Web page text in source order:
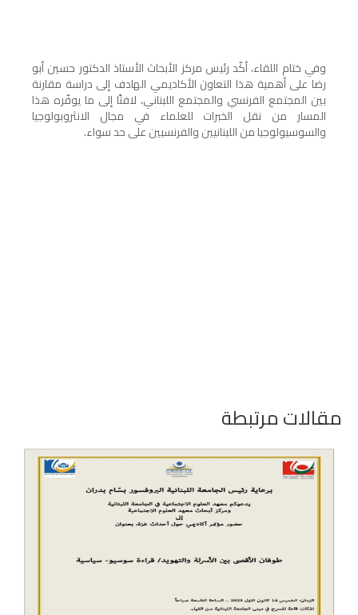
وفي ختام اللقاء، أكّد رئيس مركز الأبحاث الأستاذ الدكتور حسين أبو
رضا على أهمية هذا التعاون الأكاديمي الهادف إلى دراسة مقارنة
بين المجتمع الفرنسي والمجتمع اللبناني، لافتًا إلى ما يوفّره هذا
المسار من نقل الخبرات للعلماء في مجال الانثروبولوجيا
والسوسيولوجيا من اللبنانيين والفرنسيين على حد سواء.
مقالات مرتبطة